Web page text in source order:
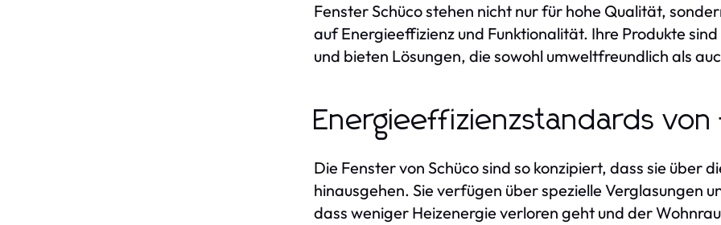
Fenster Schüco stehen nicht nur für hohe Qualität,
auf Energieeffizienz und Funktionalität. Ihre Produkte
und bieten Lösungen, die sowohl umweltfreundlich als
Energieeffizienzstandards
Die Fenster von Schüco sind so konzipiert, dass sie
hinausgehen. Sie verfügen über spezielle Verglasungen
dass weniger Heizenergie verloren geht und der